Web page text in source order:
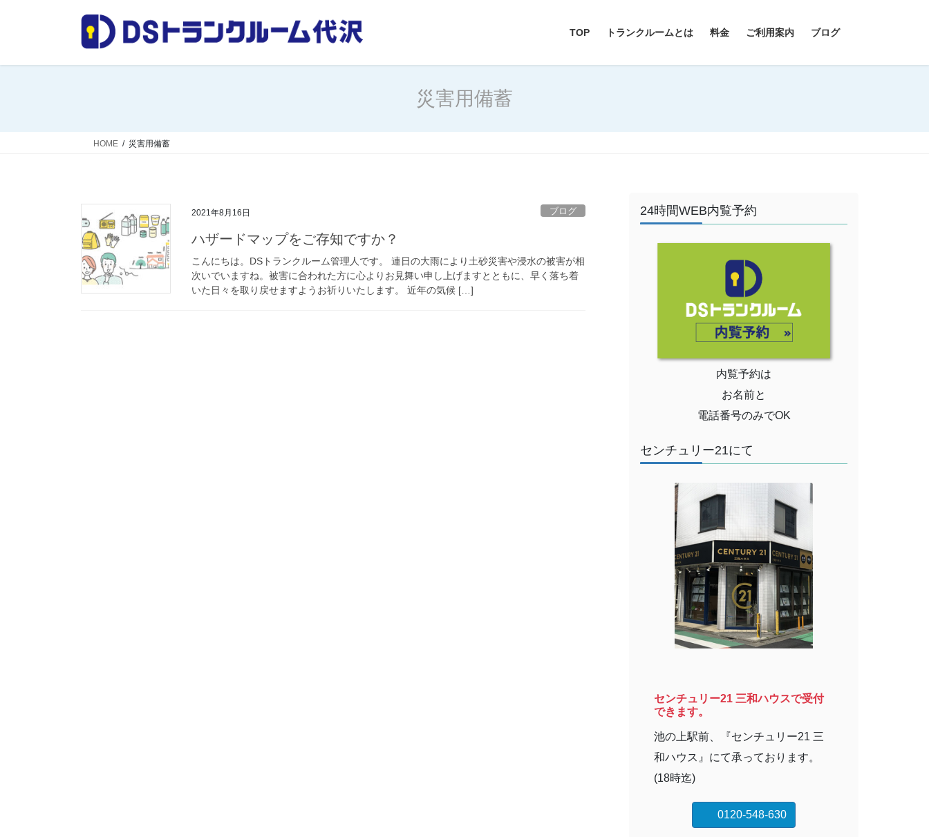
TOP トランクルームとは 料金 ご利用案内 ブログ
災害用備蓄
HOME 災害用備蓄
2021年8月16日 ブログ
ハザードマップをご存知ですか？
こんにちは。DSトランクルーム管理人です。 連日の大雨により土砂災害や浸水の被害が相
次いでいますね。被害に合われた方に心よりお見舞い申し上げますとともに、早く落ち着
いた日々を取り戻せますようお祈りいたします。 近年の気候 […]
24時間WEB内覧予約
内覧予約は
お名前と
電話番号のみでOK
センチュリー21にて
センチュリー21 三和ハウスで受付
できます。
池の上駅前、『センチュリー21 三
和ハウス』にて承っております。
(18時迄)
0120-548-630